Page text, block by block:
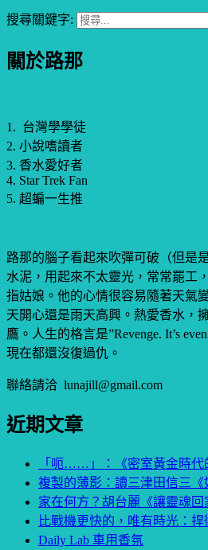
搜尋關鍵字:
關於路那
1. 台灣學學徒
2. 小說嗜讀者
3. 香水愛好者
4. Star Trek Fan
5. 超蝙一生推
路那的腦子看起來吹彈可破（但是
水泥，用起來不太靈光，常常罷工
指姑娘。他的心情很容易隨著天氣
天開心還是雨天高興。熱愛香水，
鷹。人生的格言是”Revenge. It’s
現在都還沒復過仇。
聯絡請洽 lunajill@gmail.com
近期文章
「呃……」：《密室黃金時代
複製的薄影：讀三津田信三《
家在何方？胡台麗《讓靈魂回
比戰機更快的，唯有時光：捍
Daily Lab 車用香氛